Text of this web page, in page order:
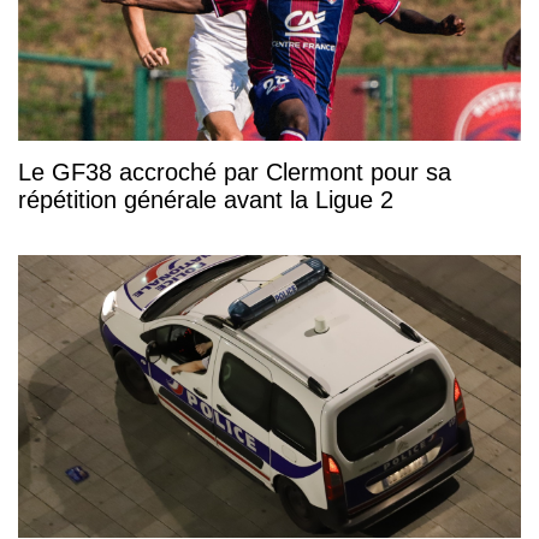
Le GF38 accroché par Clermont pour sa
répétition générale avant la Ligue 2